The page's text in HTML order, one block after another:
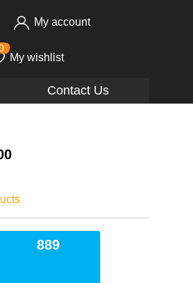
My account
My wishlist
Contact Us
889